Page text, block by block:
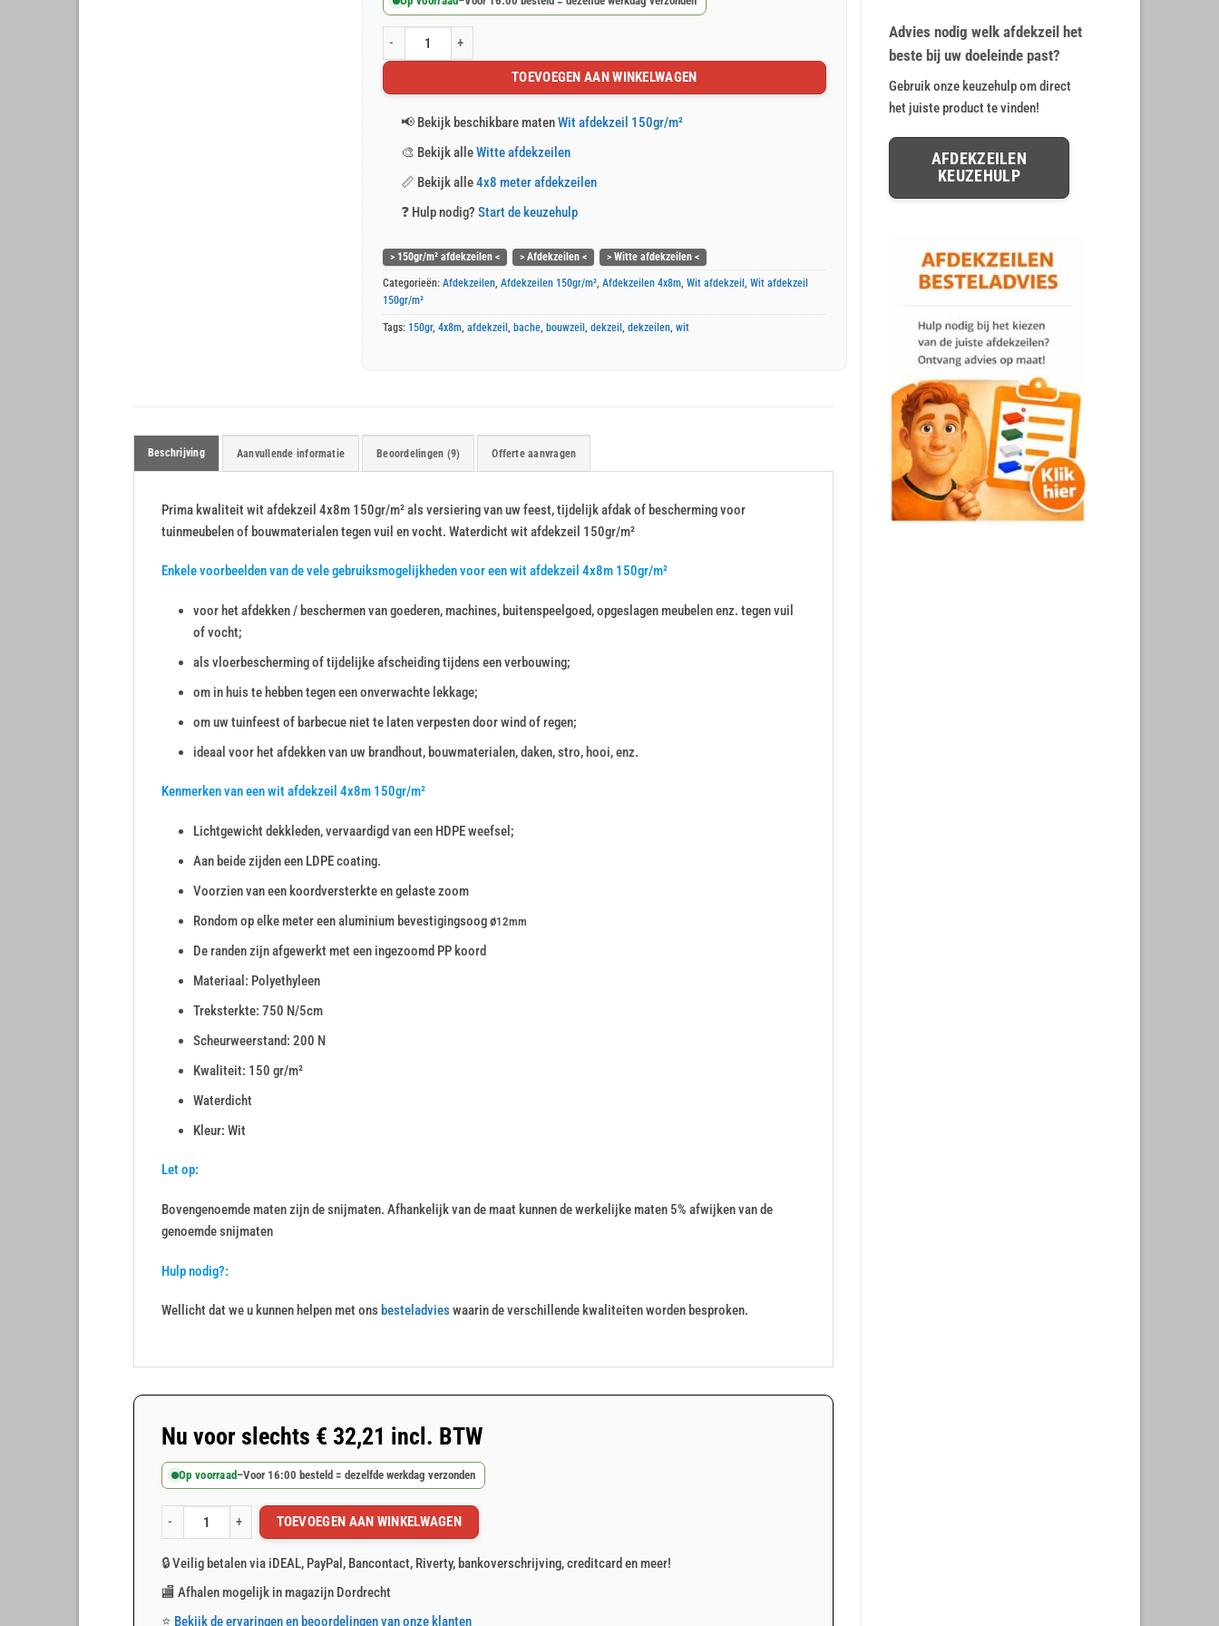
Advies nodig welk afdekzeil het
beste bij uw doeleinde past?
Gebruik onze keuzehulp om direct
het juiste product te vinden!
AFDEKZEILEN
KEUZEHULP
Wit afdekzeil 4x8m 150gr/m² aantal
TOEVOEGEN AAN WINKELWAGEN
📢 Bekijk beschikbare matenWit afdekzeil 150gr/m²
🎨 Bekijk alleWitte afdekzeilen
📏 Bekijk alle4x8 meter afdekzeilen
❓ Hulp nodig? Start de keuzehulp
> 150gr/m² afdekzeilen < > Afdekzeilen < > Witte afdekzeilen <
Categorieën:Afdekzeilen,Afdekzeilen 150gr/m²,Afdekzeilen 4x8m,Wit afdekzeil,Wit afdekzeil
150gr/m²
Tags: 150gr,4x8m,afdekzeil, bache, bouwzeil,dekzeil,dekzeilen,wit
Beschrijving Aanvullende informatie Beoordelingen (9) Offerte aanvragen
Prima kwaliteit wit afdekzeil 4x8m 150gr/m² als versiering van uw feest, tijdelijk afdak of bescherming voor
tuinmeubelen of bouwmaterialen tegen vuil en vocht. Waterdicht wit afdekzeil 150gr/m²
Enkele voorbeelden van de vele gebruiksmogelijkheden voor een wit afdekzeil 4x8m 150gr/m²
voor het afdekken / beschermen van goederen, machines, buitenspeelgoed, opgeslagen meubelen enz. tegen vuil
of vocht;
als vloerbescherming of tijdelijke afscheiding tijdens een verbouwing;
om in huis te hebben tegen een onverwachte lekkage;
om uw tuinfeest of barbecue niet te laten verpesten door wind of regen;
ideaal voor het afdekken van uw brandhout, bouwmaterialen, daken, stro, hooi, enz.
Kenmerken van een wit afdekzeil 4x8m 150gr/m²
Lichtgewicht dekkleden, vervaardigd van een HDPE weefsel;
Aan beide zijden een LDPE coating.
Voorzien van een koordversterkte en gelaste zoom
Rondom op elke meter een aluminium bevestigingsoog ø12mm
De randen zijn afgewerkt met een ingezoomd PP koord
Materiaal: Polyethyleen
Treksterkte: 750 N/5cm
Scheurweerstand: 200 N
Kwaliteit: 150 gr/m²
Waterdicht
Kleur: Wit
Let op:
Bovengenoemde maten zijn de snijmaten. Afhankelijk van de maat kunnen de werkelijke maten 5% afwijken van de
genoemde snijmaten
Hulp nodig?:
Wellicht dat we u kunnen helpen met ons besteladvieswaarin de verschillende kwaliteiten worden besproken.
Nu voor slechts € 32,21 incl. BTW
Op voorraad–Voor 16:00 besteld = dezelfde werkdag verzonden
Wit afdekzeil 4x8m 150gr/m² aantalTOEVOEGEN AAN WINKELWAGEN
🔒 Veilig betalen via iDEAL, PayPal, Bancontact, Riverty, bankoverschrijving, creditcard en meer!
🏬 Afhalen mogelijk in magazijn Dordrecht
⭐ Bekijk de ervaringen en beoordelingen van onze klanten